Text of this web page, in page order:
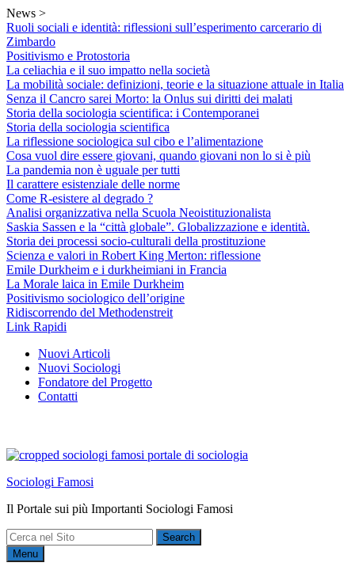
Skip
to
content
News >
Ruoli sociali e identità: riflessioni sull’esperimento carcerario di
Zimbardo
Positivismo e Protostoria
La celiachia e il suo impatto nella società
La mobilità sociale: definizioni, teorie e la situazione attuale in Italia
Senza il Cancro sarei Morto: la Onlus sui diritti dei malati
Storia della sociologia scientifica: i Contemporanei
Storia della sociologia scientifica
La riflessione sociologica sul cibo e l’alimentazione
Cosa vuol dire essere giovani, quando giovani non lo si è più
La pandemia non è uguale per tutti
Il carattere esistenziale delle norme
Come R-esistere al degrado ?
Analisi organizzativa nella Scuola Neoistituzionalista
Saskia Sassen e la “città globale”. Globalizzazione e identità.
Storia dei processi socio-culturali della prostituzione
Scienza e valori in Robert King Merton: riflessione
Emile Durkheim e i durkheimiani in Francia
La Morale laica in Emile Durkheim
Positivismo sociologico dell’origine
Ridiscorrendo del Methodenstreit
Link Rapidi
Nuovi Articoli
Nuovi Sociologi
Fondatore del Progetto
Contatti
Sociologi Famosi
Il Portale sui più Importanti Sociologi Famosi
Search
for:Menu